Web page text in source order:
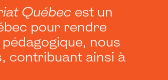
Québec est un
pour rendre
nous
contribuant ainsi à